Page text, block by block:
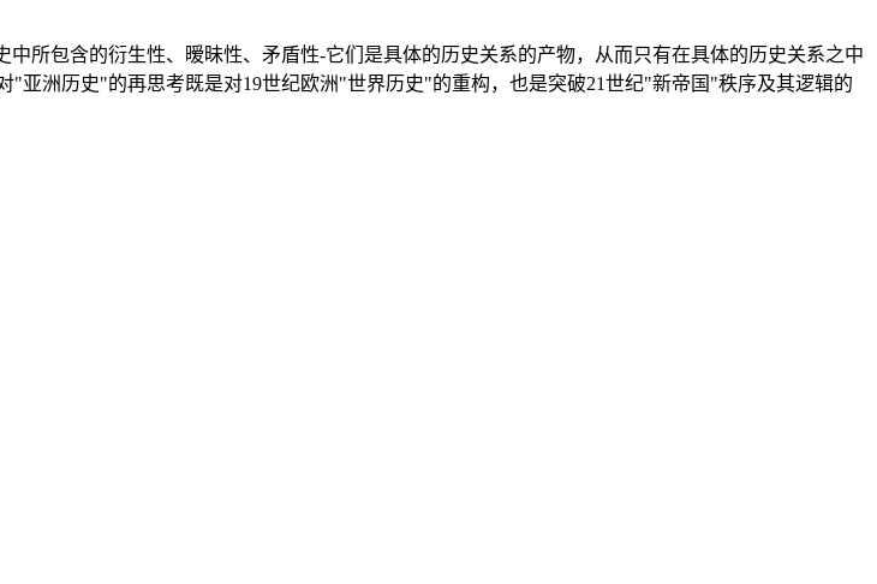
所包含的衍生性、暧昧性、矛盾性-它们是具体的历史关系的产物，从而只有在具体的历史关系之中
亚洲历史"的再思考既是对19世纪欧洲"世界历史"的重构，也是突破21世纪"新帝国"秩序及其逻辑的